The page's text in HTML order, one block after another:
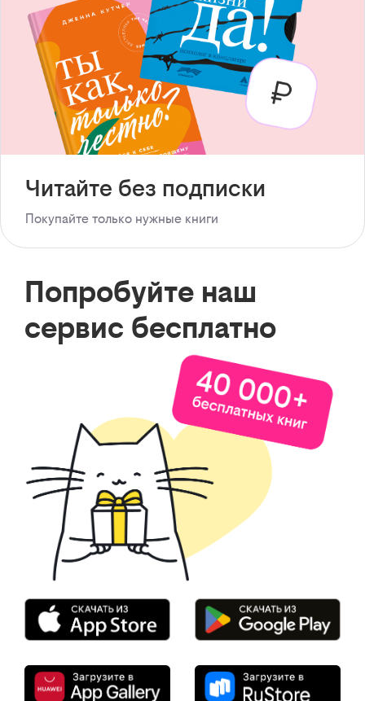
Читайте без подписки
Покупайте только нужные книги
Попробуйте наш
сервис бесплатно